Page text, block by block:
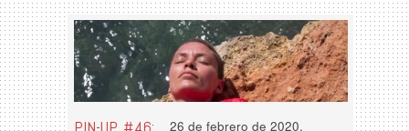
PIN-UP #46:
26 de febrero de 2020,